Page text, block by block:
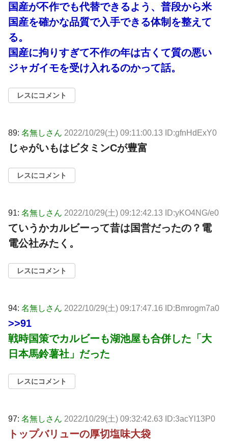
国産が不作でも代替できるよう、普段から米
国産を確かな品質で入手できる体制を整えて
る。
国産に拘りすぎて不作の年は古くて質の悪い
ジャガイモを受け入れるのかって話。
レスにコメント
89: 名無しさん 2022/10/29(土) 09:11:00.13 ID:gfnHdExY0
じゃがいもはビタミンCが豊富
レスにコメント
91: 名無しさん 2022/10/29(土) 09:12:42.13 ID:yKO4NG/e0
ていうかカルビーって昔は国営だったの？電
電公社みたく。
レスにコメント
94: 名無しさん 2022/10/29(土) 09:17:47.16 ID:Bmrogm7a0
>>91
戦時国策でカルビーも湖池屋も合併した「大
日本馬鈴薯社」だった
レスにコメント
97: 名無しさん 2022/10/29(土) 09:32:42.63 ID:3acYl13P0
トップバリューの厚切塩味大袋